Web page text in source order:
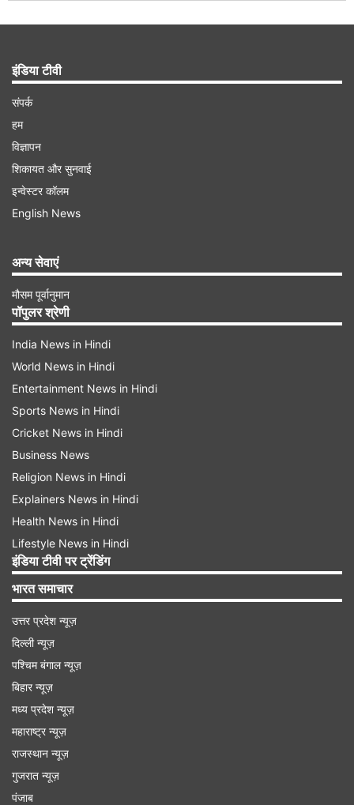
इंडिया टीवी
संपर्क
हम
विज्ञापन
शिकायत और सुनवाई
इन्वेस्टर कॉलम
English News
अन्य सेवाएं
मौसम पूर्वानुमान
पॉपुलर श्रेणी
India News in Hindi
World News in Hindi
Entertainment News in Hindi
Sports News in Hindi
Cricket News in Hindi
Business News
Religion News in Hindi
Explainers News in Hindi
Health News in Hindi
Lifestyle News in Hindi
इंडिया टीवी पर ट्रेंडिंग
भारत समाचार
उत्तर प्रदेश न्यूज़
दिल्ली न्यूज़
पश्चिम बंगाल न्यूज़
बिहार न्यूज़
मध्य प्रदेश न्यूज़
महाराष्ट्र न्यूज़
राजस्थान न्यूज़
गुजरात न्यूज़
पंजाब